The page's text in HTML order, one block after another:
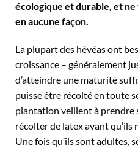
écologique et durable, et
en aucune façon.
La plupart des hévéas ont
croissance – généralement
d’atteindre une maturité
puisse être récolté en toute
plantation veillent à prendre
récolter de latex avant
Une fois qu’ils sont adultes,